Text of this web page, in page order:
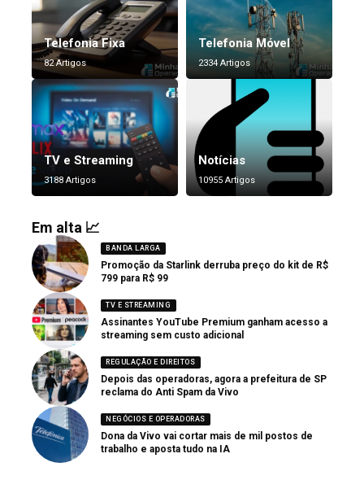
Telefonia Fixa
82 Artigos
Telefonia Móvel
2334 Artigos
TV e Streaming
3188 Artigos
Notícias
10955 Artigos
Em alta 📈
BANDA LARGA
Promoção da Starlink derruba preço do kit de R$
799 para R$ 99
TV E STREAMING
Assinantes YouTube Premium ganham acesso a
streaming sem custo adicional
REGULAÇÃO E DIREITOS
Depois das operadoras, agora a prefeitura de SP
reclama do Anti Spam da Vivo
NEGÓCIOS E OPERADORAS
Dona da Vivo vai cortar mais de mil postos de
trabalho e aposta tudo na IA